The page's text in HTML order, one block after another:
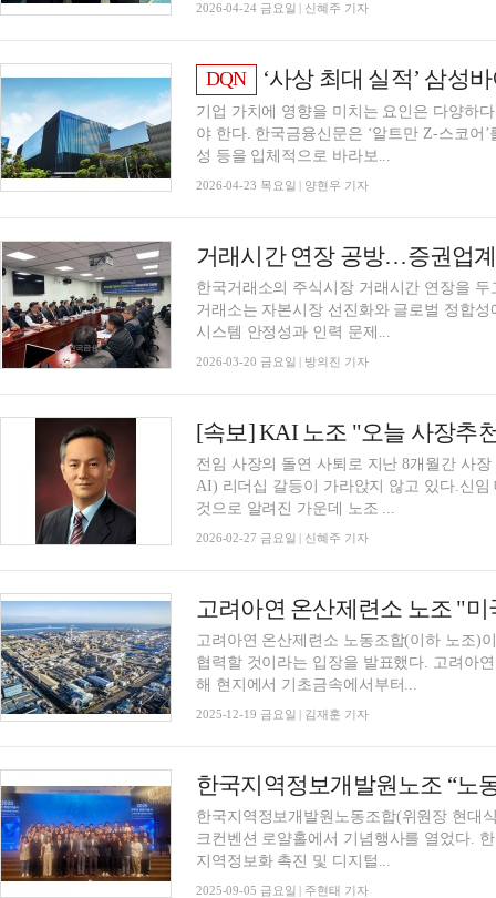
2026-04-24 금요일 | 신혜주 기자
DQN ‘사상 최대 실적’ 삼성바이오로직
기업 가치에 영향을 미치는 요인은 다양하
야 한다. 한국금융신문은 ‘알트만 Z-스코어
성 등을 입체적으로 바라보...
2026-04-23 목요일 | 양현우 기자
한국거래소의 주식시장 거래시간 연장을
거래소는 자본시장 선진화와 글로벌 정합
시스템 안정성과 인력 문제...
2026-03-20 금요일 | 방의진 기자
[속보] KAI 노조 "오늘 사장추
전임 사장의 돌연 사퇴로 지난 8개월간 사
AI) 리더십 갈등이 가라앉지 않고 있다.신
것으로 알려진 가운데 노조 ...
2026-02-27 금요일 | 신혜주 기자
고려아연 온산제련소 노동조합(이하 노조)
협력할 것이라는 입장을 발표했다. 고려아
해 현지에서 기초금속에서부터...
2025-12-19 금요일 | 김재훈 기자
한국지역정보개발원노동조합(위원장 현대
크컨벤션 로얄홀에서 기념행사를 열었다. 한국지역정보개발원은 행정안전부 산하기관으로
지역정보화 촉진 및 디지털...
2025-09-05 금요일 | 주현태 기자